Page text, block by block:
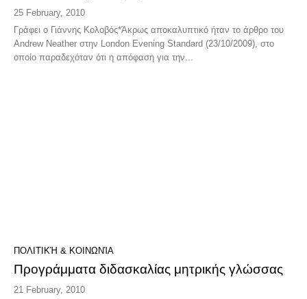
25 February, 2010
Γράφει ο Γιάννης Κολοβός*Άκρως αποκαλυπτικό ήταν το άρθρο του
Andrew Neather στην London Evening Standard (23/10/2009), στο
οποίο παραδεχόταν ότι η απόφαση για την...
ΠΟΛΙΤΙΚΉ & ΚΟΙΝΩΝΊΑ
Προγράμματα διδασκαλίας μητρικής γλώσσας
21 February, 2010